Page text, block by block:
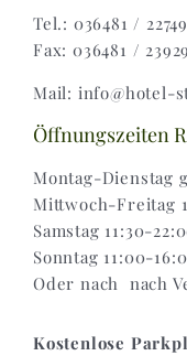
Widerruf |
Versand &
Tel.: 036481 / 22749
Fax: 036481 / 23929
Mail: info@hotel-
Öffnungszeiten
Montag-Dienstag
Mittwoch-Freitag
Samstag 11:30-
Sonntag 11:00-
Oder nach nach
Kostenlose